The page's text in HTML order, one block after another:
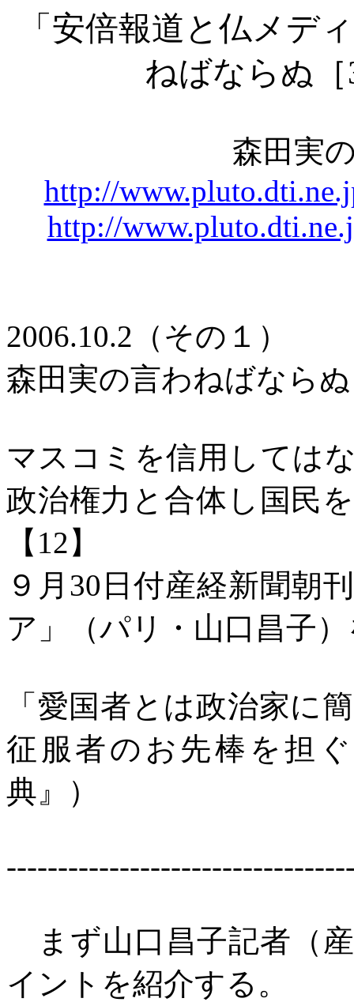
「安倍報道と仏メ
ねばならぬ［
森田実
http://
http://
2006.10.2（その１）
森田実の言わねばなら
マスコミを信用しては
政治権力と合体し国民
【 12】
９月 30日付産経新聞朝
ア」（パリ・山口昌子
「愛国者とは政治家に
征服者のお先棒を担
典』）
まず山口昌子記者（
イントを紹介する。